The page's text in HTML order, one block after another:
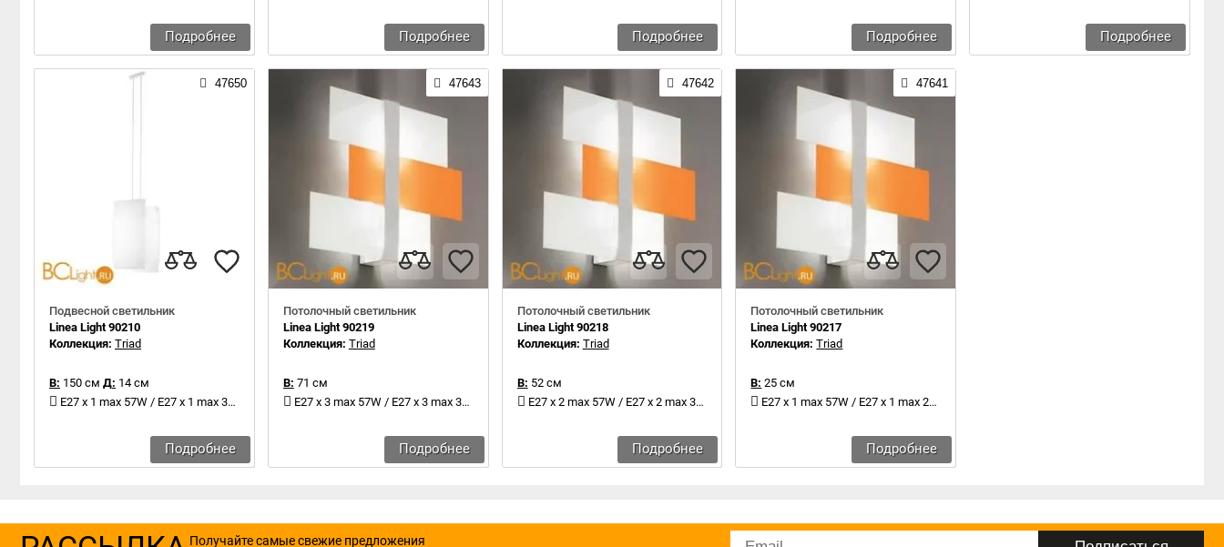
Подробнее Подробнее Подробнее Подробнее Подробнее
47650
Подвесной светильник
Linea Light 90210
Коллекция: Triad
В: 150 см Д: 14 см
E27 x 1 max 57W / E27 x 1 max 30W
Подробнее
47643
Потолочный светильник
Linea Light 90219
Коллекция: Triad
В: 71 см
E27 x 3 max 57W / E27 x 3 max 30W
Подробнее
47642
Потолочный светильник
Linea Light 90218
Коллекция: Triad
В: 52 см
E27 x 2 max 57W / E27 x 2 max 30W
Подробнее
47641
Потолочный светильник
Linea Light 90217
Коллекция:Triad
В: 25 см
E27 x 1 max 57W / E27 x 1 max 20W
Подробнее
Получайте самые свежие предложения